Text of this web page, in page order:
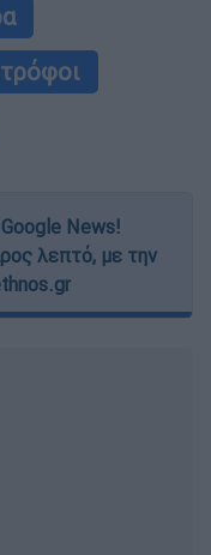
News!
λεπτό, με την